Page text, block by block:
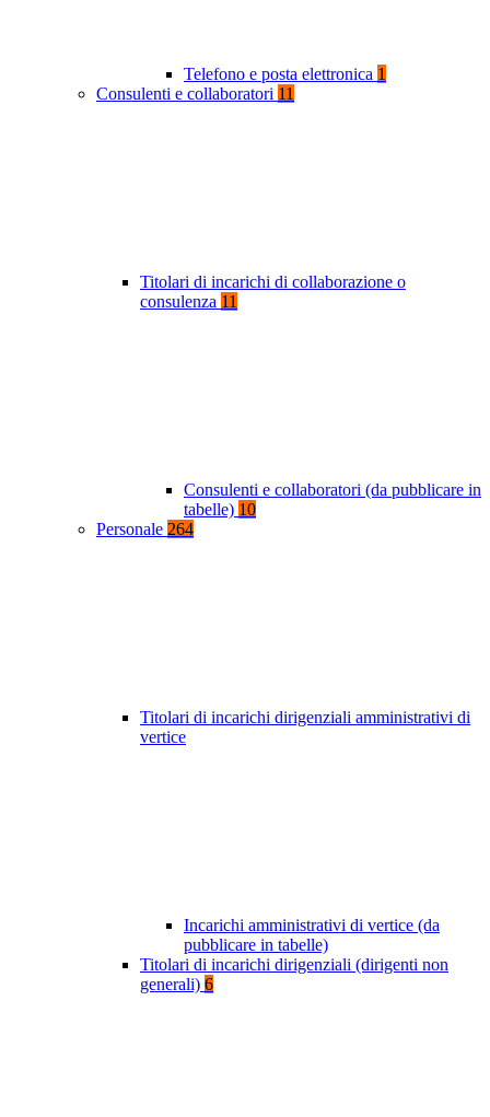
Telefono e posta elettronica 1
Consulenti e collaboratori 11
Titolari di incarichi di collaborazione o
consulenza 11
Consulenti e collaboratori (da pubblicare in
tabelle) 10
Personale 264
Titolari di incarichi dirigenziali amministrativi di
vertice
Incarichi amministrativi di vertice (da
pubblicare in tabelle)
Titolari di incarichi dirigenziali (dirigenti non
generali) 6